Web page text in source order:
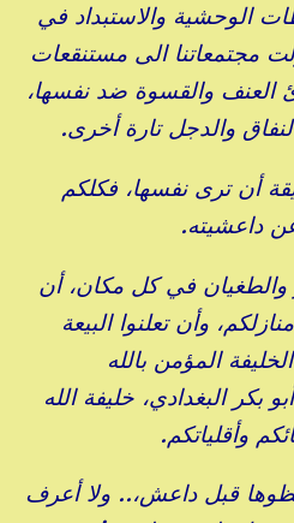
الوحشية والاستبداد في
مجتمعاتنا الى مستنقعات
والقسوة ضد نفسها،
والدجل تارة أخرى.
أن ترى نفسها، فكلكم
داعشيته.
والطغيان في كل مكان، أن
وأن تعلنوا البيعة
المؤمن بالله
البغدادي، خليفة الله
وأقلياتكم.
قبل داعش،.. ولا أعرف